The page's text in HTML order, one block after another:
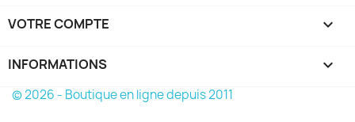
VOTRE COMPTE 
INFORMATIONS keyboard_arrow_down
© 2026 - Boutique en ligne depuis 2011